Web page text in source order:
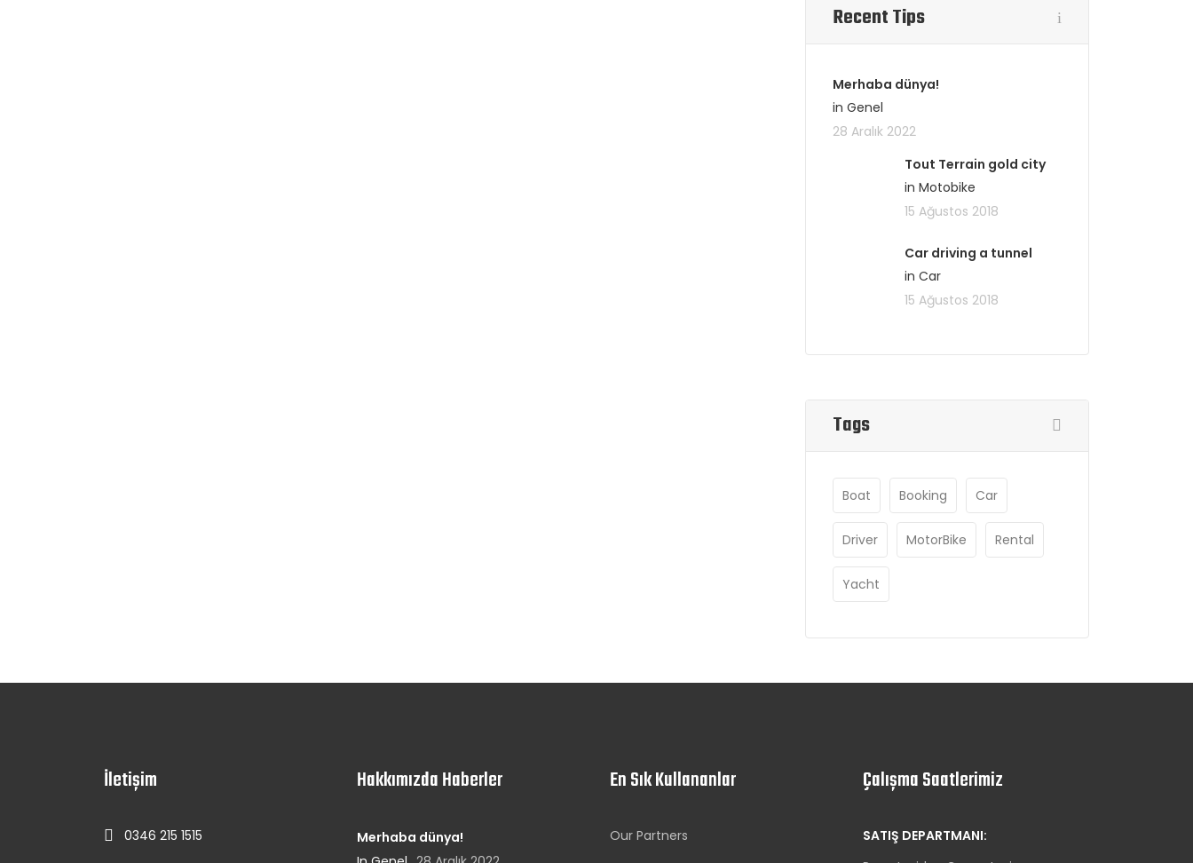
Recent Tips
Merhaba dünya!
in Genel
28 Aralık 2022
Tout Terrain gold city
in Motobike
15 Ağustos 2018
Car driving a tunnel
in Car
15 Ağustos 2018
Tags
Boat Booking Car
Driver MotorBike Rental
Yacht
İletişim
0346 215 1515
Hakkımızda Haberler
Merhaba dünya!
En Sık Kullananlar
Our Partners
Çalışma Saatlerimiz
SATIŞ DEPARTMANI: